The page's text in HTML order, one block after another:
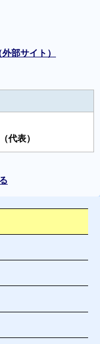
部サイト）
代表）